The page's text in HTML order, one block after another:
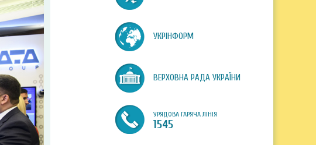
УКРІНФОРМ
ВЕРХОВНА РАДА УКРАЇНИ
УРЯДОВА ГАРЯЧА ЛІНІЯ
1545